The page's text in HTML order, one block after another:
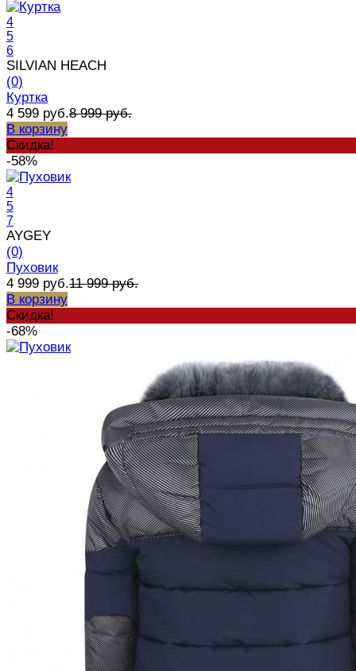
4
5
6
SILVIAN HEACH
(0)
Куртка
4 599 руб.8 999 руб.
В корзину
Скидка!
-58%
4
5
7
AYGEY
(0)
Пуховик
4 999 руб.11 999 руб.
В корзину
Скидка!
-68%